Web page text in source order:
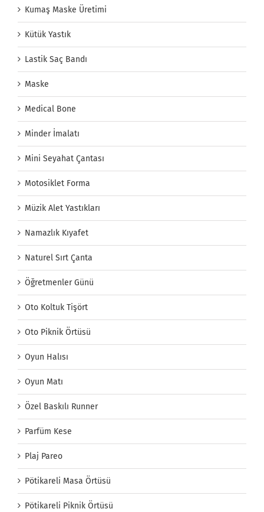
Kumaş Maske Üretimi
Kütük Yastık
Lastik Saç Bandı
Maske
Medical Bone
Minder İmalatı
Mini Seyahat Çantası
Motosiklet Forma
Müzik Alet Yastıkları
Namazlık Kıyafet
Naturel Sırt Çanta
Öğretmenler Günü
Oto Koltuk Tişört
Oto Piknik Örtüsü
Oyun Halısı
Oyun Matı
Özel Baskılı Runner
Parfüm Kese
Plaj Pareo
Pötikareli Masa Örtüsü
Pötikareli Piknik Örtüsü